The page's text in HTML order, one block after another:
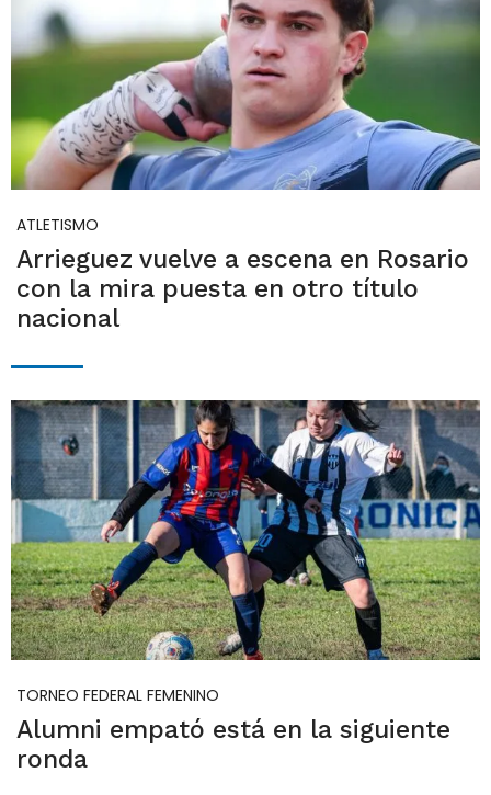
ATLETISMO
Arrieguez vuelve a escena en Rosario
con la mira puesta en otro título
nacional
TORNEO FEDERAL FEMENINO
Alumni empató está en la siguiente
ronda